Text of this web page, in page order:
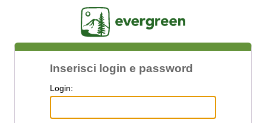
Inserisci login e password
L ogin: